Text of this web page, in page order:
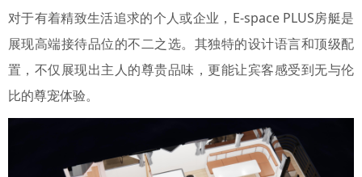
对于有着精致生活追求的个人或企业，E-space PLUS房艇是
展现高端接待品位的不二之选。其独特的设计语言和顶级配
置，不仅展现出主人的尊贵品味，更能让宾客感受到无与伦
比的尊宠体验。